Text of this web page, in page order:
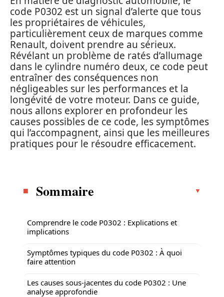
code P0302 est un signal d’alerte que tous
les propriétaires de véhicules,
particulièrement ceux de marques comme
Renault, doivent prendre au sérieux.
Révélant un problème de ratés d’allumage
dans le cylindre numéro deux, ce code peut
entraîner des conséquences non
négligeables sur les performances et la
longévité de votre moteur. Dans ce guide,
nous allons explorer en profondeur les
causes possibles de ce code, les symptômes
qui l’accompagnent, ainsi que les meilleures
pratiques pour le résoudre efficacement.
Sommaire
Comprendre le code P0302 : Explications et
implications
Symptômes typiques du code P0302 : À quoi
faire attention
Les causes sous-jacentes du code P0302 : Une
analyse approfondie